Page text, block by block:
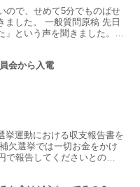
ので、せめて5分でものばせ
ました。 一般質問原稿 先日
という声を聞きました。
会から入電
挙運動における収支報告書を
欠選挙では一切お金をかけ
で報告してくださいとのこ